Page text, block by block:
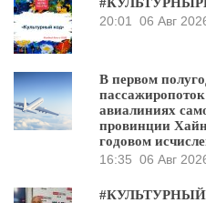
20:01
06 Авг
В первом
авиалиниях
провинции
годовом
16:35 06 Авг